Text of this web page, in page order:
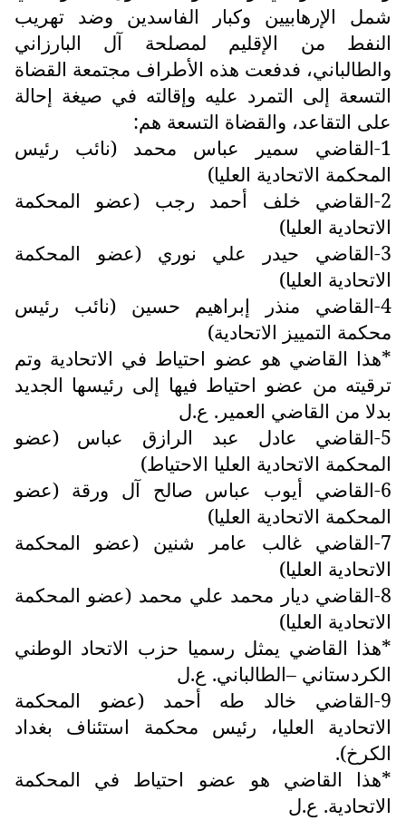
شمل الإرهابيين وكبار الفاسدين وضد تهريب
النفط من الإقليم لمصلحة آل البارزاني
والطالباني، فدفعت هذه الأطراف مجتمعة القضاة
التسعة إلى التمرد عليه وإقالته في صيغة إحالة
على التقاعد، والقضاة التسعة هم:
1-القاضي سمير عباس محمد (نائب رئيس
المحكمة الاتحادية العليا)
2-القاضي خلف أحمد رجب (عضو المحكمة
الاتحادية العليا)
3-القاضي حيدر علي نوري (عضو المحكمة
الاتحادية العليا)
4-القاضي منذر إبراهيم حسين (نائب رئيس
محكمة التمييز الاتحادية)
*هذا القاضي هو عضو احتياط في الاتحادية وتم
ترقيته من عضو احتياط فيها إلى رئيسها الجديد
بدلا من القاضي العمير. ع.ل
5-القاضي عادل عبد الرازق عباس (عضو
المحكمة الاتحادية العليا الاحتياط)
6-القاضي أيوب عباس صالح آل ورقة (عضو
المحكمة الاتحادية العليا)
7-القاضي غالب عامر شنين (عضو المحكمة
الاتحادية العليا)
8-القاضي ديار محمد علي محمد (عضو المحكمة
الاتحادية العليا)
*هذا القاضي يمثل رسميا حزب الاتحاد الوطني
الكردستاني –الطالباني. ع.ل
9-القاضي خالد طه أحمد (عضو المحكمة
الاتحادية العليا، رئيس محكمة استئناف بغداد
الكرخ).
*هذا القاضي هو عضو احتياط في المحكمة
الاتحادية. ع.ل